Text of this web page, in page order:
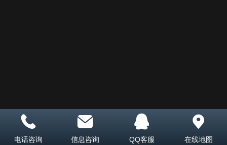
电话咨询 信息咨询 QQ客服 在线地图